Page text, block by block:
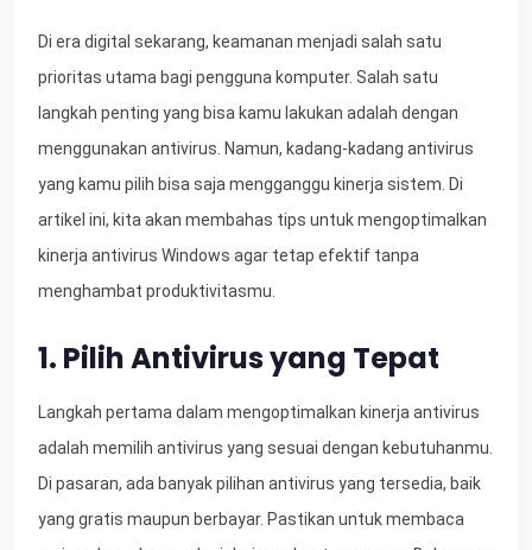
Di era digital sekarang, keamanan menjadi salah satu
prioritas utama bagi pengguna komputer. Salah satu
langkah penting yang bisa kamu lakukan adalah dengan
menggunakan antivirus. Namun, kadang-kadang antivirus
yang kamu pilih bisa saja mengganggu kinerja sistem. Di
artikel ini, kita akan membahas tips untuk mengoptimalkan
kinerja antivirus Windows agar tetap efektif tanpa
menghambat produktivitasmu.
1. Pilih Antivirus yang Tepat
Langkah pertama dalam mengoptimalkan kinerja antivirus
adalah memilih antivirus yang sesuai dengan kebutuhanmu.
Di pasaran, ada banyak pilihan antivirus yang tersedia, baik
yang gratis maupun berbayar. Pastikan untuk membaca